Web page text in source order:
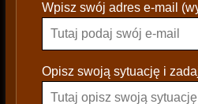
s
e
a
Wpisz swój adres e-mail
Opisz swoją sytuację i